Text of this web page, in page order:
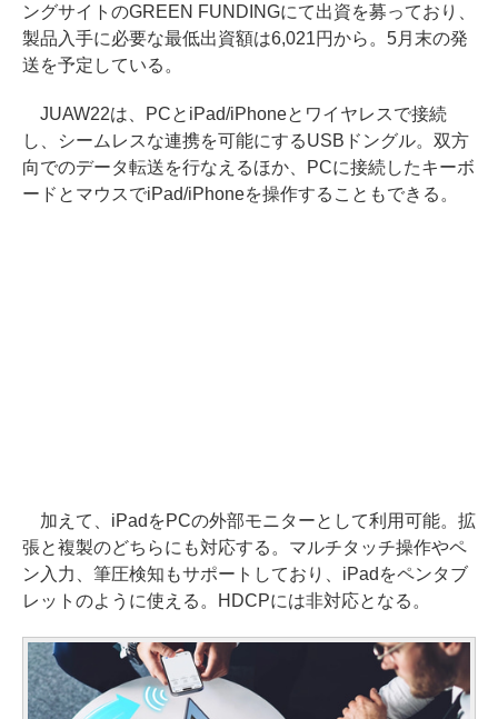
ングサイトのGREEN FUNDINGにて出資を募っており、
製品入手に必要な最低出資額は6,021円から。5月末の発
送を予定している。
JUAW22は、PCとiPad/iPhoneとワイヤレスで接続
し、シームレスな連携を可能にするUSBドングル。双方
向でのデータ転送を行なえるほか、PCに接続したキーボ
ードとマウスでiPad/iPhoneを操作することもできる。
加えて、iPadをPCの外部モニターとして利用可能。拡
張と複製のどちらにも対応する。マルチタッチ操作やペ
ン入力、筆圧検知もサポートしており、iPadをペンタブ
レットのように使える。HDCPには非対応となる。